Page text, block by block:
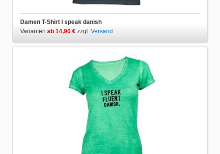
Damen T-Shirt I speak danish
Varianten ab 14,90 € zzgl. Versand